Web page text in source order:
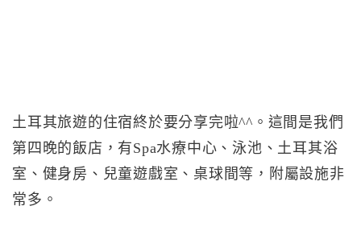
土耳其旅遊的住宿終於要分享完啦^^。這間是我們
第四晚的飯店，有Spa水療中心、泳池、土耳其浴
室、健身房、兒童遊戲室、桌球間等，附屬設施非
常多。